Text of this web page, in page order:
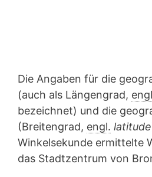
Die Angaben für die
(auch als Längengrad,
bezeichnet) und die
(Breitengrad, engl. latitude
Winkelsekunde ermittelte
das Stadtzentrum von